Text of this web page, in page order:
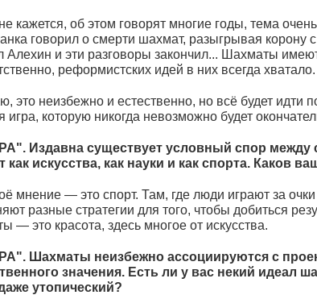
кажется, об этом говорят многие годы, тема
говорил о смерти шахмат, разыгрывая корону
Алехин и эти разговоры закончил... Шахматы
реформистских идей в них всегда хватало.
это неизбежно и естественно, но всё будет идти
игра, которую никогда невозможно будет
Издавна существует условный спор между
как искусства, как науки и как спорта. Каков
мнение — это спорт. Там, где люди играют за очки
разные стратегии для того, чтобы добиться
— это красота, здесь многое от искусства.
Шахматы неизбежно ассоциируются с
значения. Есть ли у вас некий идеал
утопический?